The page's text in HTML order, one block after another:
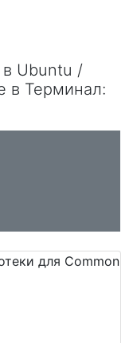
в Ubuntu /
в Терминал: